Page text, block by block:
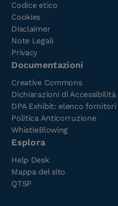
Codice etico
Cookies
Disclaimer
Note Legali
Privacy
Documentazioni
Creative Commons
Dichiarazioni di Accessibilità
DPA Exhibit: elenco fornitori
Politica Anticorruzione
WhistleBlowing
Esplora
Help Desk
Mappa del sito
QTSP